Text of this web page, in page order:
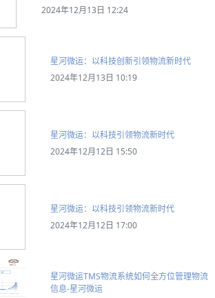
2024年12月13日 12:24
星河微运：以科技创新引领物流新时代
2024年12月13日 10:19
星河微运：以科技引领物流新时代
2024年12月12日 15:50
星河微运：以科技引领物流新时代
2024年12月12日 17:00
星河微运TMS物流系统如何全方位管理物流
信息-星河微运